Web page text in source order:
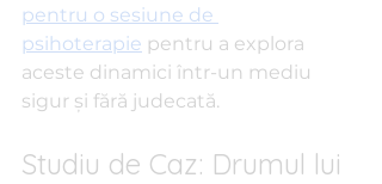
pentru o sesiune de
psihoterapie pentru a explora
aceste dinamici într-un mediu
sigur și fără judecată.
Studiu de Caz: Drumul lui